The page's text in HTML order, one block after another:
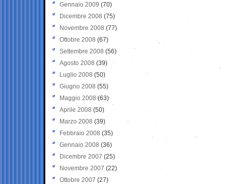
Gennaio 2009 (70)
Dicembre 2008 (75)
Novembre 2008 (77)
Ottobre 2008 (67)
Settembre 2008 (56)
Agosto 2008 (39)
Luglio 2008 (50)
Giugno 2008 (55)
Maggio 2008(63)
Aprile 2008 (50)
Marzo 2008 (39)
Febbraio 2008 (35)
Gennaio 2008 (36)
Dicembre 2007 (25)
Novembre 2007 (22)
Ottobre 2007 (27)